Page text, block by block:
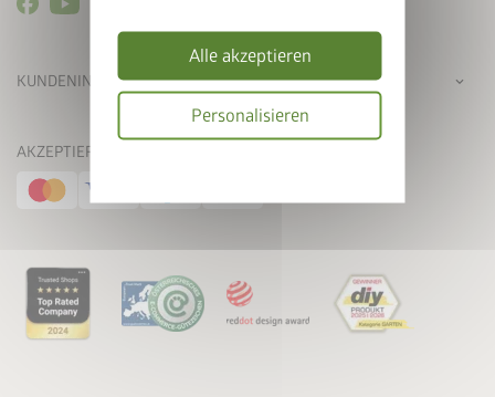
Alle akzeptieren
Personalisieren
KUNDENINFORMATION
AKZEPTIERTE ZAHLUNGSMETHODEN